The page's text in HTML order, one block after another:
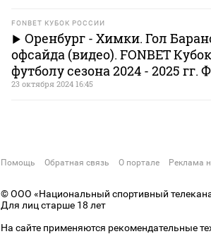
FONBET КУБОК РОССИИ
Оренбург - Химки. Гол
офсайда (видео). FONBET
футболу сезона 2024 - 2025 гг.
23 октября 2024 16:45
Помощь Обратная связь О портале Реклама
© ООО «Национальный спортивный
Для лиц старше 18 лет
На сайте применяются рекомендательные